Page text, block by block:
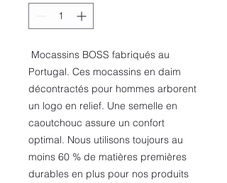
Mocassins BOSS fabriqués au
Portugal. Ces mocassins en daim
décontractés pour hommes arborent
un logo en relief. Une semelle en
caoutchouc assure un confort
optimal. Nous utilisons toujours au
moins 60 % de matières premières
durables en plus pour nos produits